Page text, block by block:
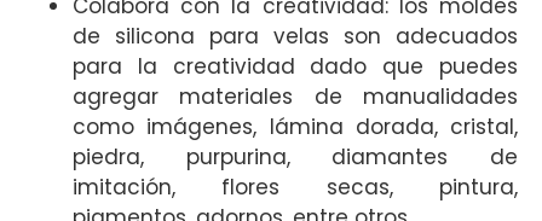
Colabora con la creatividad: los moldes
de silicona para velas son adecuados
para la creatividad dado que puedes
agregar materiales de manualidades
como imágenes, lámina dorada, cristal,
piedra, purpurina, diamantes de
imitación, flores secas, pintura,